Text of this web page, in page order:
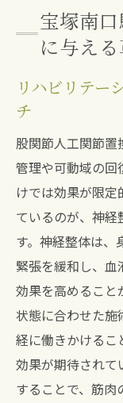
宝塚南
に与え
リハビリテー
チ
股関節人工関節置
管理や可動域の回
けでは効果が限
ているのが、神
す。神経整体は、
緊張を緩和し、
効果を高めること
状態に合わせた施
経に働きかけるこ
効果が期待されて
することで、筋肉